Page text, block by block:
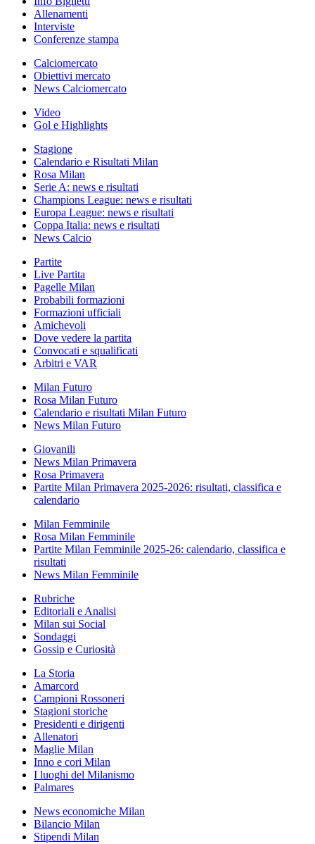
Allenamenti
Interviste
Conferenze stampa
Calciomercato
Obiettivi mercato
News Calciomercato
Video
Gol e Highlights
Stagione
Calendario e Risultati Milan
Rosa Milan
Serie A: news e risultati
Champions League: news e risultati
Europa League: news e risultati
Coppa Italia: news e risultati
News Calcio
Partite
Live Partita
Pagelle Milan
Probabili formazioni
Formazioni ufficiali
Amichevoli
Dove vedere la partita
Convocati e squalificati
Arbitri e VAR
Milan Futuro
Rosa Milan Futuro
Calendario e risultati Milan Futuro
News Milan Futuro
Giovanili
News Milan Primavera
Rosa Primavera
Partite Milan Primavera 2025-2026: risultati, classifica e
calendario
Milan Femminile
Rosa Milan Femminile
Partite Milan Femminile 2025-26: calendario, classifica e
risultati
News Milan Femminile
Rubriche
Editoriali e Analisi
Milan sui Social
Sondaggi
Gossip e Curiosità
La Storia
Amarcord
Campioni Rossoneri
Stagioni storiche
Presidenti e dirigenti
Allenatori
Maglie Milan
Inno e cori Milan
I luoghi del Milanismo
Palmares
News economiche Milan
Bilancio Milan
Stipendi Milan